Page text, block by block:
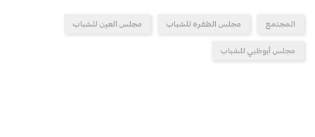
المجتمع مجلس الظفرة للشباب مجلس العين للشباب
مجلس أبوظبي للشباب